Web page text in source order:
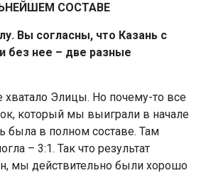
СОСТАВЕ
Вы согласны, что Казань с
без нее – две разные
хватало Элицы. Но почему-то все
который мы выиграли в начале
была в полном составе. Там
– 3:1. Так что результат
мы действительно были хорошо